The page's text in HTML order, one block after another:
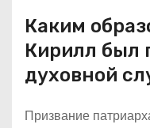
Каким
Кирилл был
духовной
Призвание